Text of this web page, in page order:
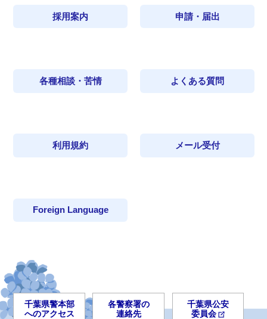
採用案内 申請・届出
各種相談・苦情 よくある質問
利用規約 メール受付
Foreign Language
千葉県警本部
へのアクセス
各警察署の
連絡先
千葉県公安
委員会